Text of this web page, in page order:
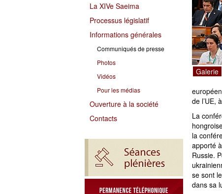
La XIVe Saeima
Processus législatif
Informations générales
Communiqués de presse
Photos
Vidéos
Pour les médias
Ouverture à la société
Contacts
Galerie
de l’UE,
La
la
apporté
Russie.
se sont
dans sa